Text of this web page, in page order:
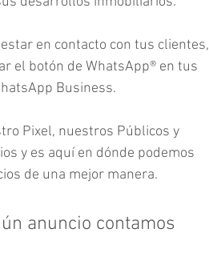
en contacto con tus clientes,
el botón de WhatsApp® en tus
Business.
Pixel, nuestros Públicos y
y es aquí en dónde podemos
de una mejor manera.
anuncio contamos